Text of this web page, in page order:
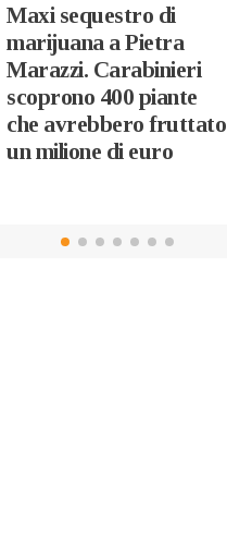
Maxi sequestro di
marijuana a Pietra
Marazzi. Carabinieri
scoprono 400 piante
che avrebbero fruttato
un milione di euro